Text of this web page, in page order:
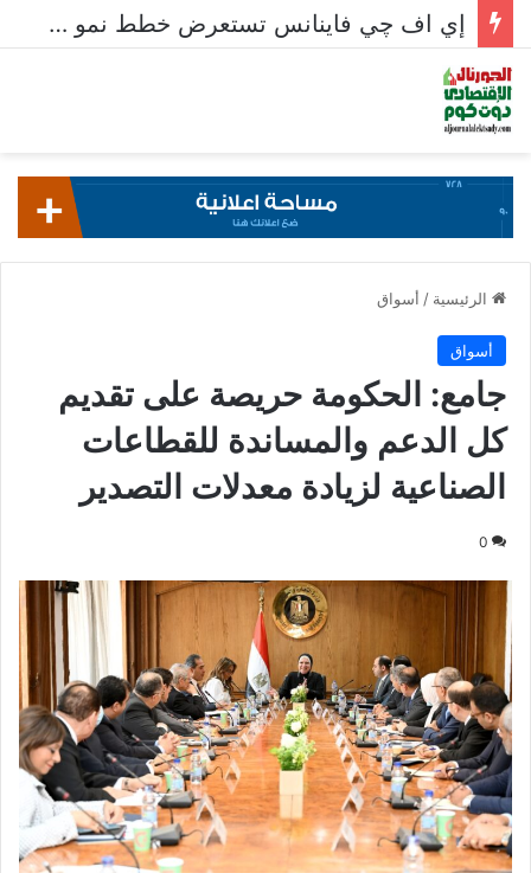
إي اف چي فاينانس تستعرض خطط نمو «بلد» لتعزيز حضورها في سوق تحويلات المصريين بالخارج
الرئيسية / أسواق
أسواق
جامع: الحكومة حريصة على تقديم
كل الدعم والمساندة للقطاعات
الصناعية لزيادة معدلات التصدير
0